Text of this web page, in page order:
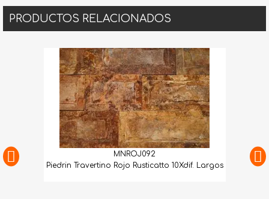
PRODUCTOS RELACIONADOS
MNROJ092
Piedrin Travertino Rojo Rusticatto 10Xdif. Largos